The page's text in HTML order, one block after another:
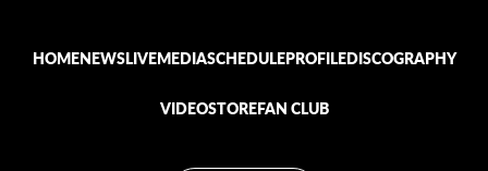
HOMENEWSLIVEMEDIASCHEDULEPROFILEDISCOGRAPHY
VIDEOSTOREFAN CLUB